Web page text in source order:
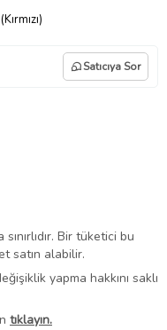
Satıcıya Sor
Bir tüketici bu
satın alabilir.
yapma hakkını saklı
tıklayın.